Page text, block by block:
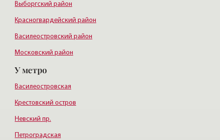
Выборгский район
Красногвардейский район
Василеостровский район
Московский район
Курортный район
У метро
Василеостровская
Крестовский остров
Невский пр.
Петроградская